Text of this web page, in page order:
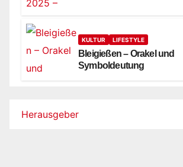
KULTUR LIFESTYLE
Bleigießen – Orakel und
Symboldeutung
Herausgeber